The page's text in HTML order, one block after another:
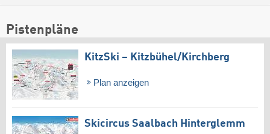
Pistenpläne
KitzSki – Kitzbühel/​Kirchberg
Plan anzeigen
Skicircus Saalbach Hinterglemm